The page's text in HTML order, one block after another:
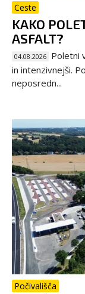
Ceste
KAKO
ASFALT?
04.08.2026 Poletni
in intenzivnejši.
neposredn...
Počivališča